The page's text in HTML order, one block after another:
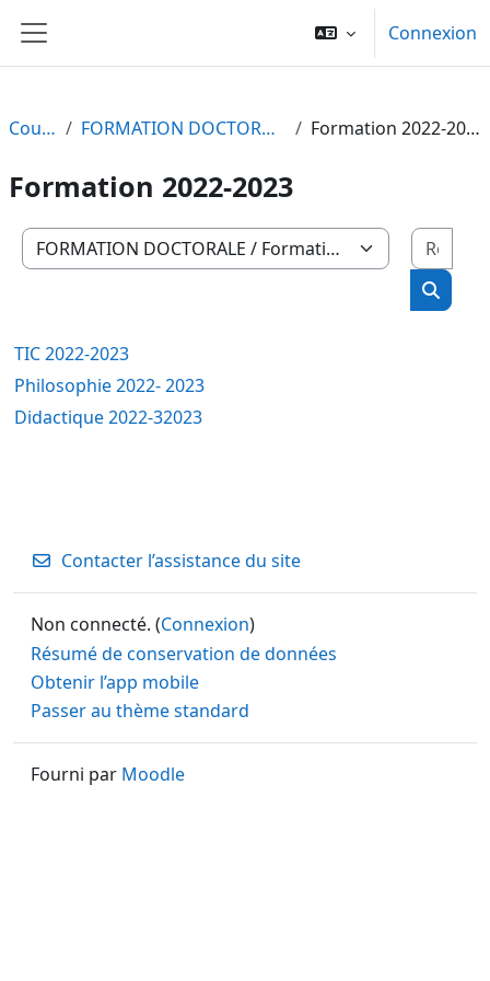
Panneau latéral
Connexion
Cours FORMATION DOCTORALE Formation 2022-2023
Formation 2022-2023
Catégories de cours
TIC 2022-2023
Philosophie 2022- 2023
Didactique 2022-32023
Contacter l’assistance du site
Non connecté. (Connexion)
Résumé de conservation de données
Obtenir l’app mobile
Passer au thème standard
Fourni par Moodle